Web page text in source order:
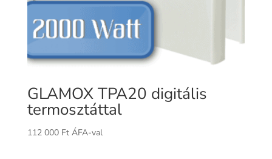
GLAMOX TPA20 digitális
termosztáttal
112 000 Ft ÁFA-val